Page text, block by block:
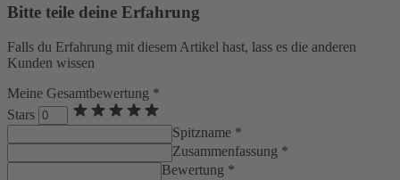
Bitte teile deine Erfahrung
Falls du Erfahrung mit diesem Artikel hast, lass es die anderen
Kunden wissen
Meine Gesamtbewertung *
Stars
Spitzname *
Zusammenfassung *
Bewertung *